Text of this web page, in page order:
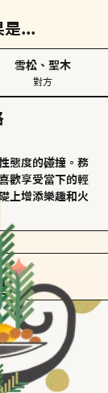
是...
雪松、聖木
對方
態度的碰撞。務
歡享受當下的輕
上增添樂趣和火
...